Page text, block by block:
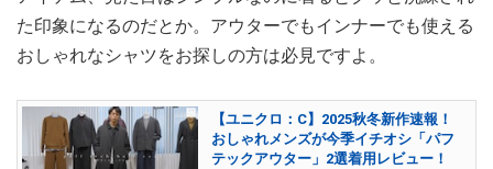
た印象になるのだとか。アウターでもインナーでも使える
おしゃれなシャツをお探しの方は必見ですよ。
【ユニクロ：C】2025秋冬新作速報！
おしゃれメンズが今季イチオシ「パフ
テックアウター」2選着用レビュー！